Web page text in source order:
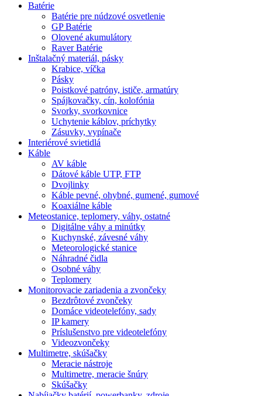
Batérie
Batérie pre núdzové osvetlenie
GP Batérie
Olovené akumulátory
Raver Batérie
Inštalačný materiál, pásky
Krabice, víčka
Pásky
Poistkové patróny, ističe, armatúry
Spájkovačky, cín, kolofónia
Svorky, svorkovnice
Uchytenie káblov, príchytky
Zásuvky, vypínače
Interiérové svietidlá
Káble
AV káble
Dátové káble UTP, FTP
Dvojlinky
Káble pevné, ohybné, gumené, gumové
Koaxiálne káble
Meteostanice, teplomery, váhy, ostatné
Digitálne váhy a minútky
Kuchynské, závesné váhy
Meteorologické stanice
Náhradné čidla
Osobné váhy
Teplomery
Monitorovacie zariadenia a zvončeky
Bezdrôtové zvončeky
Domáce videotelefóny, sady
IP kamery
Príslušenstvo pre videotelefóny
Videozvončeky
Multimetre, skúšačky
Meracie nástroje
Multimetre, meracie šnúry
Skúšačky